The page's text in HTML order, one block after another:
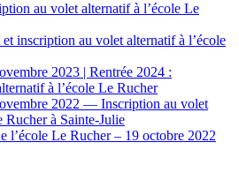
au volet alternatif à l’école Le
inscription au volet alternatif à l’école
2023 | Rentrée 2024 :
à l’école Le Rucher
2022 — Inscription au volet
Rucher à Sainte-Julie
l’école Le Rucher – 19 octobre 2022